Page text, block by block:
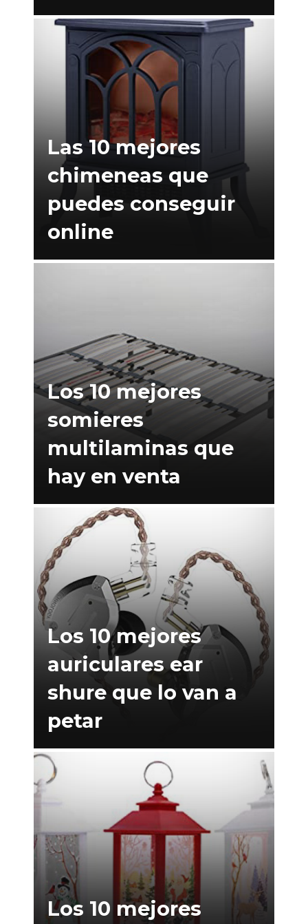
Las 10 mejores
chimeneas que
puedes conseguir
online
Los 10 mejores
somieres
multilaminas que
hay en venta
Los 10 mejores
auriculares ear
shure que lo van a
petar
Los 10 mejores